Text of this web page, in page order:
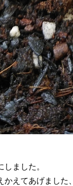
ました。
えてあげました、